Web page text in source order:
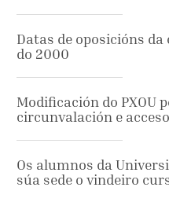
Datas de oposicións
do 2000
Modificación do PXOU
circunvalación e
Os alumnos da
súa sede o vindeiro